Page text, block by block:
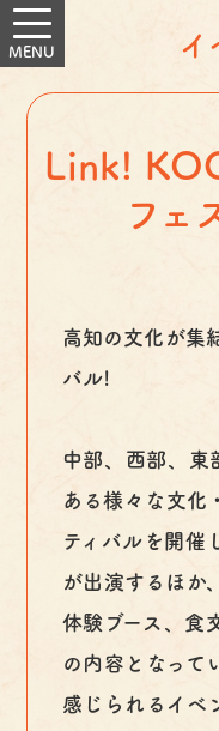
イ
Link!
フェ
高知の文化が集
バル!
中部、西部、東
ある様々な文化
ティバルを開催
が出演するほか
体験ブース、食
の内容となって
感じられるイベ